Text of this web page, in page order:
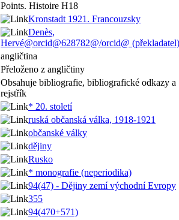
Points. Histoire H18
Kronstadt 1921. Francouzsky
Denès,
Hervé@orcid@628782@/orcid@ (překladatel)
angličtina
Přeloženo z angličtiny
Obsahuje bibliografie, bibliografické odkazy a
rejstřík
* 20. století
ruská občanská válka, 1918-1921
občanské války
dějiny
Rusko
* monografie (neperiodika)
94(47) - Dějiny zemí východní Evropy
355
94(470+571)